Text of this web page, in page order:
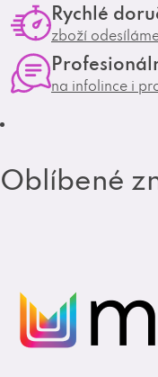
g
a
m
o
o
k
Rychlé
zboží
na infolince i
Oblíbené